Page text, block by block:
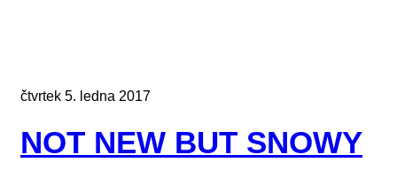
čtvrtek 5. ledna 2017
NOT NEW BUT SNOWY